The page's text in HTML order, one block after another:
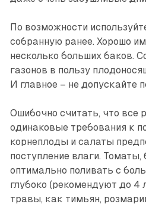
По возможности
собранную ранее. Хорошо
несколько больших баков.
газонов в пользу
И главное – не допускайте
Ошибочно считать, что все
одинаковые требования к
корнеплоды и салаты
поступление влаги.
оптимально поливать с
глубоко (рекомендуют до 4
травы, как тимьян,